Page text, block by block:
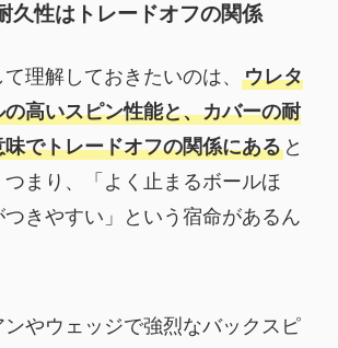
久性はトレードオフの関係
理解しておきたいのは、
ウレタ
高いスピン性能と、カバーの耐
でトレードオフの関係にあると
まり、「よく止まるボールほ
つきやすい」という宿命があるん
ンやウェッジで強烈なバックスピ